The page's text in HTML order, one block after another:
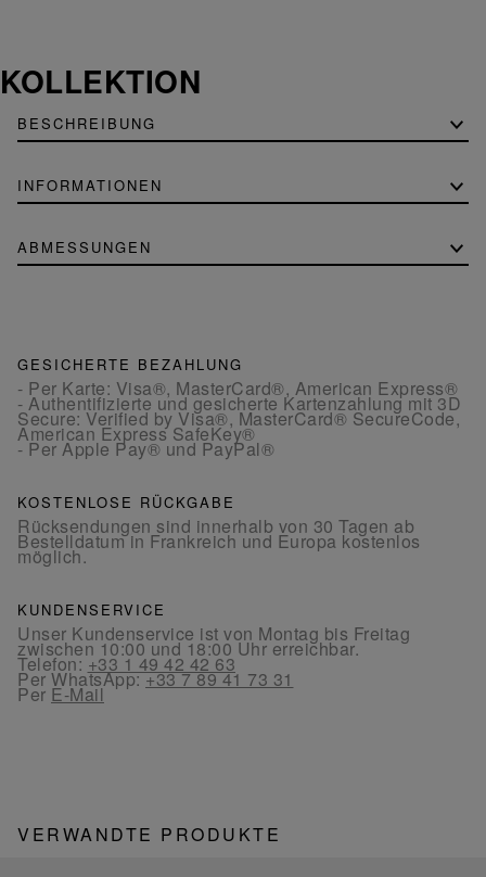
KOLLEKTION
BESCHREIBUNG
INFORMATIONEN
ABMESSUNGEN
GESICHERTE BEZAHLUNG
- Per Karte: Visa®, MasterCard®, American Express®
- Authentifizierte und gesicherte Kartenzahlung mit 3D
Secure: Verified by Visa®, MasterCard® SecureCode,
American Express SafeKey®
- Per Apple Pay® und PayPal®
KOSTENLOSE RÜCKGABE
Rücksendungen sind innerhalb von 30 Tagen ab
Bestelldatum in Frankreich und Europa kostenlos
möglich.
KUNDENSERVICE
Unser Kundenservice ist von Montag bis Freitag
zwischen 10:00 und 18:00 Uhr erreichbar.
Telefon:+33 1 49 42 42 63
Per WhatsApp:+33 7 89 41 73 31
Per E-Mail
VERWANDTE PRODUKTE